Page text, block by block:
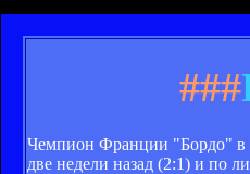
###
Чемпион Франции "Бордо" в
две недели назад (2:1) и по